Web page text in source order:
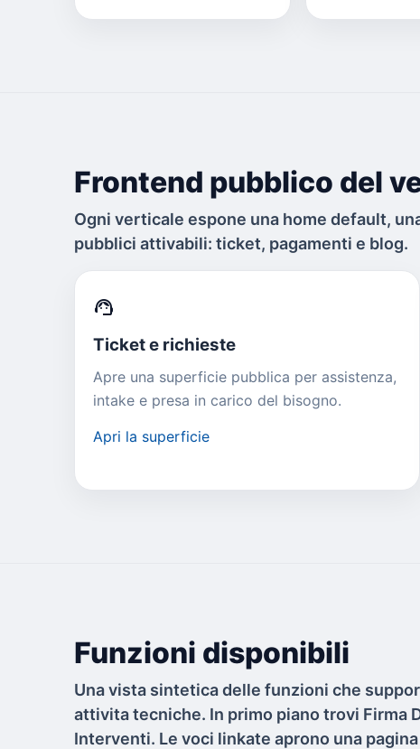
Frontend pubblico del
Ogni verticale espone una home default,
pubblici attivabili: ticket, pagamenti e blog.
support_agent
Ticket e richieste
Apre una superficie pubblica per assistenza,
intake e presa in carico del bisogno.
Apri la superficie
Funzioni disponibili
Una vista sintetica delle funzioni che
attivita tecniche. In primo piano trovi Firma
Interventi. Le voci linkate aprono una